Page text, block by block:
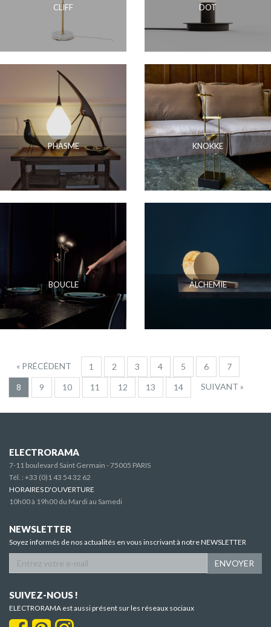
CLIFF DOT
PHASME KNOKKE
BOUCLE ALCHEMIE
« PRÉCÉDENT 1 2 3 4 5 6
7
8
9 10 11 12 13 14 SUIVANT »
ELECTRORAMA
7-11 boulevard Saint Germain - 75005 PARIS
Tél. : +33 (0)1 43 54 32 62
HORAIRES D'OUVERTURE
10h00 à 19h00 du Mardi au Samedi
NEWSLETTER
Soyez informés de nos actualités en vous inscrivant à notre NEWSLETTER
ENVOYER
SUIVEZ-NOUS !
ELECTRORAMA est aussi présent sur les réseaux sociaux